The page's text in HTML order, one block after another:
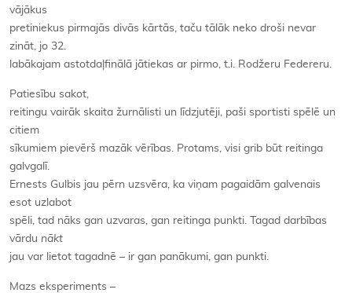
vājākus
pretiniekus pirmajās divās kārtās, taču tālāk neko droši nevar
zināt, jo 32.
labākajam astotdaļfinālā jātiekas ar pirmo, t.i. Rodžeru Federeru.
Patiesību sakot,
reitingu vairāk skaita žurnālisti un līdzjutēji, paši sportisti spēlē un
citiem
sīkumiem pievērš mazāk vērības. Protams, visi grib būt reitinga
galvgalī.
Ernests Gulbis jau pērn uzsvēra, ka viņam pagaidām galvenais
esot uzlabot
spēli, tad nāks gan uzvaras, gan reitinga punkti. Tagad darbības
vārdu nākt
jau var lietot tagadnē – ir gan panākumi, gan punkti.
Mazs eksperiments –